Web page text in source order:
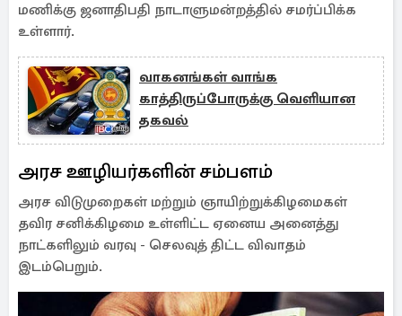
மணிக்கு ஜனாதிபதி நாடாளுமன்றத்தில் சமர்ப்பிக்க
உள்ளார்.
வாகனங்கள் வாங்க
காத்திருப்போருக்கு வெளியான
தகவல்
அரச ஊழியர்களின் சம்பளம்
அரச விடுமுறைகள் மற்றும் ஞாயிற்றுக்கிழமைகள்
தவிர சனிக்கிழமை உள்ளிட்ட ஏனைய அனைத்து
நாட்களிலும் வரவு - செலவுத் திட்ட விவாதம்
இடம்பெறும்.